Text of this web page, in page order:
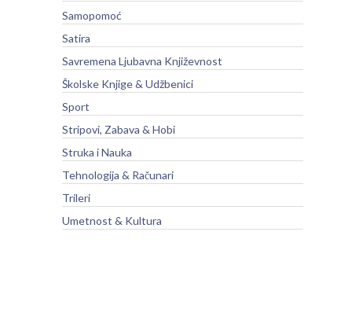
Samopomoć
Satira
Savremena Ljubavna Književnost
Školske Knjige & Udžbenici
Sport
Stripovi, Zabava & Hobi
Struka i Nauka
Tehnologija & Računari
Trileri
Umetnost & Kultura